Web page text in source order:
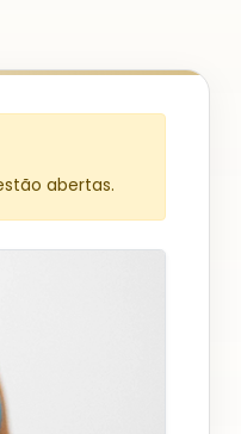
abertas.